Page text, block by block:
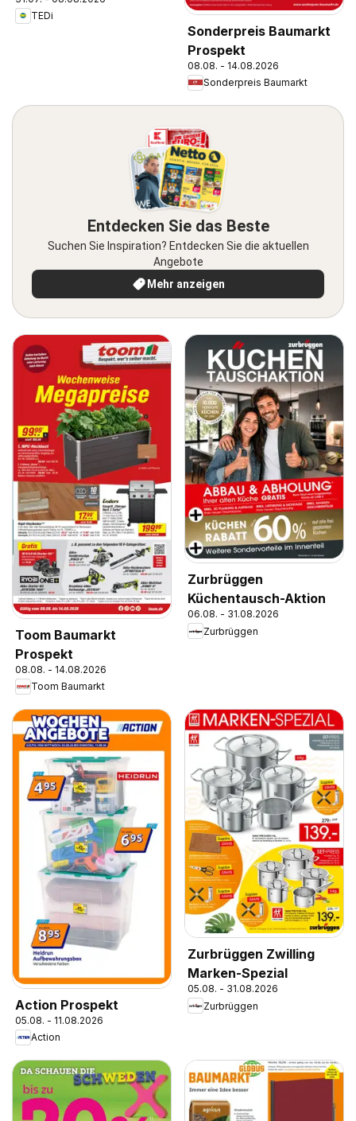
TEDi
Sonderpreis Baumarkt
Prospekt
08.08. - 14.08.2026
Sonderpreis Baumarkt
Entdecken Sie das Beste
Suchen Sie Inspiration? Entdecken Sie die aktuellen
Angebote
Mehr anzeigen
Toom Baumarkt
Prospekt
08.08. - 14.08.2026
Toom Baumarkt
Zurbrüggen
Küchentausch-Aktion
06.08. - 31.08.2026
Zurbrüggen
Action Prospekt
05.08. - 11.08.2026
Action
Zurbrüggen Zwilling
Marken-Spezial
05.08. - 31.08.2026
Zurbrüggen